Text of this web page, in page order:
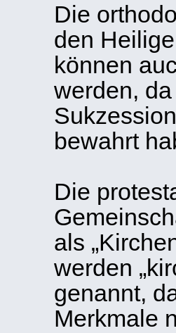
Die
den
können
werden,
bewahrt
Die
als
werden
genannt,
Merkmale